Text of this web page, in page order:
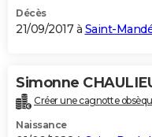
Décès
21/09/2017 à Saint-
Simonne
Créer une cagnotte
Naissance